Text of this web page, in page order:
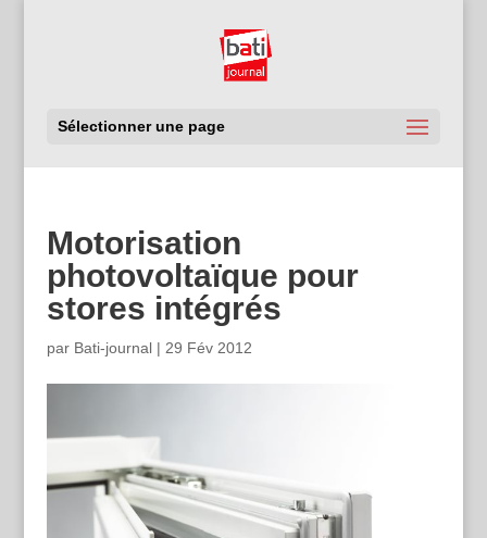
Sélectionner une page
Motorisation
photovoltaïque pour
stores intégrés
par Bati-journal| 29 Fév 2012